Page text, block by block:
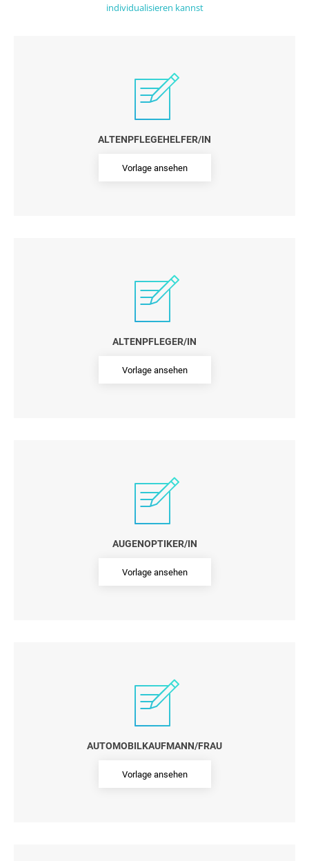
individualisieren kannst
ALTENPFLEGEHELFER/IN
Vorlage ansehen
ALTENPFLEGER/IN
Vorlage ansehen
AUGENOPTIKER/IN
Vorlage ansehen
AUTOMOBILKAUFMANN/FRAU
Vorlage ansehen